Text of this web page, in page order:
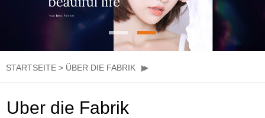
STARTSEITE > ÜBER DIE FABRIK
Über die Fabrik